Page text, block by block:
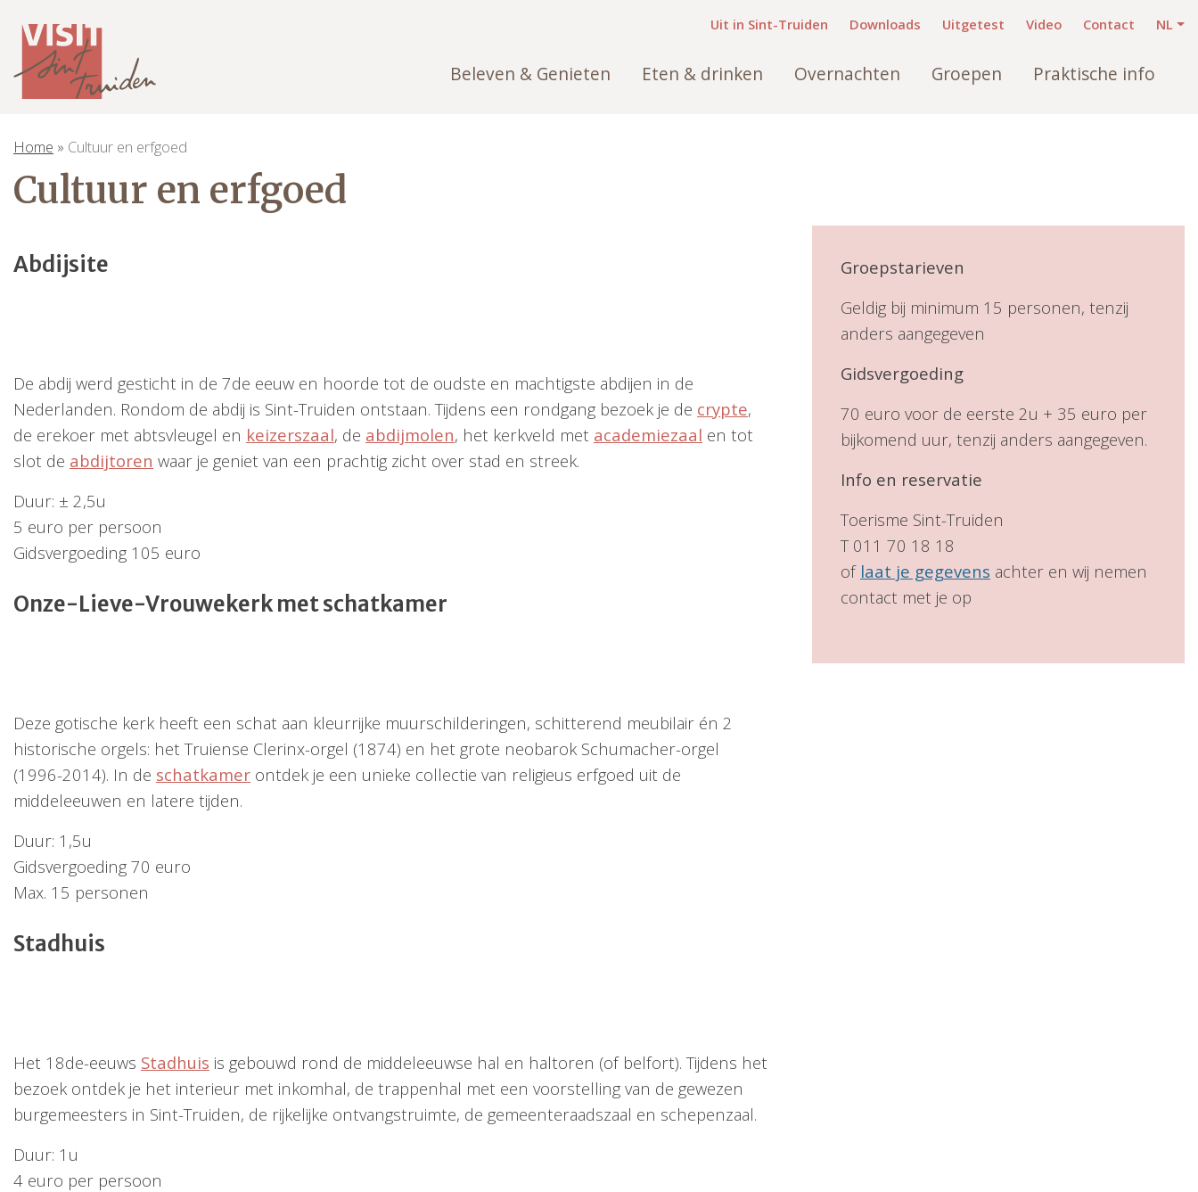
×
Uit in Sint-Truiden Downloads Uitgetest Video Contact NL
Beleven & Genieten Eten & drinken Overnachten Groepen Praktische info
Home » Cultuur en erfgoed
Cultuur en erfgoed
Abdijsite
De abdij werd gesticht in de 7de eeuw en hoorde tot de oudste en machtigste abdijen in de
Nederlanden. Rondom de abdij is Sint-Truiden ontstaan. Tijdens een rondgang bezoek je de crypte,
de erekoer met abtsvleugel en keizerszaal, de abdijmolen, het kerkveld met academiezaal en tot
slot de abdijtoren waar je geniet van een prachtig zicht over stad en streek.
Duur: ± 2,5u
5 euro per persoon
Gidsvergoeding 105 euro
Onze-Lieve-Vrouwekerk met schatkamer
Deze gotische kerk heeft een schat aan kleurrijke muurschilderingen, schitterend meubilair én 2
historische orgels: het Truiense Clerinx-orgel (1874) en het grote neobarok Schumacher-orgel
(1996-2014). In de schatkamer ontdek je een unieke collectie van religieus erfgoed uit de
middeleeuwen en latere tijden.
Duur: 1,5u
Gidsvergoeding 70 euro
Max. 15 personen
Stadhuis
Het 18de-eeuws Stadhuis is gebouwd rond de middeleeuwse hal en haltoren (of belfort). Tijdens het
bezoek ontdek je het interieur met inkomhal, de trappenhal met een voorstelling van de gewezen
burgemeesters in Sint-Truiden, de rijkelijke ontvangstruimte, de gemeenteraadszaal en schepenzaal.
Duur: 1u
4 euro per persoon
Groepstarieven
Geldig bij minimum 15 personen, tenzij
anders aangegeven
Gidsvergoeding
70 euro voor de eerste 2u + 35 euro per
bijkomend uur, tenzij anders aangegeven.
Info en reservatie
Toerisme Sint-Truiden
T 011 70 18 18
of laat je gegevens achter en wij nemen
contact met je op